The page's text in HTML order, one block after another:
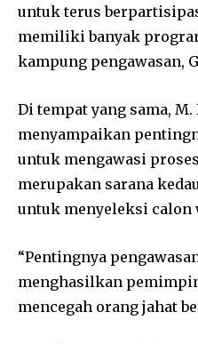
untuk terus
memiliki banyak
kampung pengawasan,
Di tempat yang sama,
menyampaikan
untuk mengawasi
merupakan sarana
untuk menyeleksi calon
“Pentingnya
menghasilkan
mencegah orang jahat